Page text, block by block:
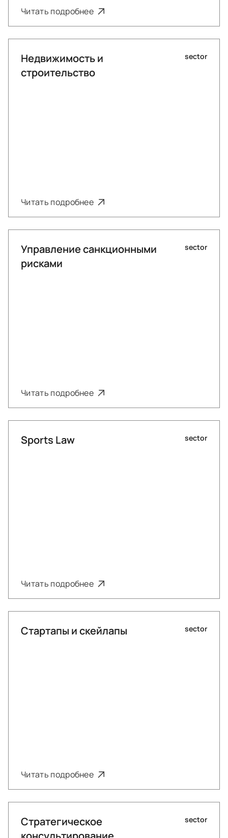
Читать подробнее
Недвижимость и
строительство
sector
Читать подробнее
Управление санкционными
рисками
sector
Читать подробнее
Sports Law sector
Читать подробнее
Стартапы и скейлапы sector
Читать подробнее
Стратегическое
sector